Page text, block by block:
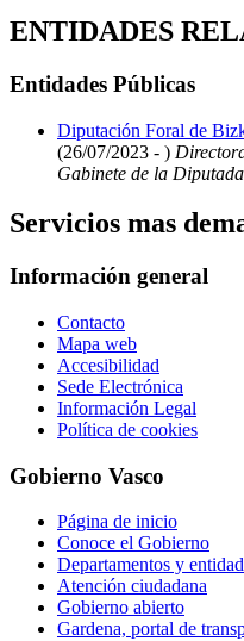
ENTIDADES
Entidades Públicas
Diputación Foral de
(26/07/2023 - )
Gabinete de la
Servicios mas
Información general
Contacto
Mapa web
Accesibilidad
Sede Electrónica
Información Legal
Política de cookies
Gobierno Vasco
Página de inicio
Conoce el Gobierno
Departamentos y
Atención ciudadana
Gobierno abierto
Gardena, portal de